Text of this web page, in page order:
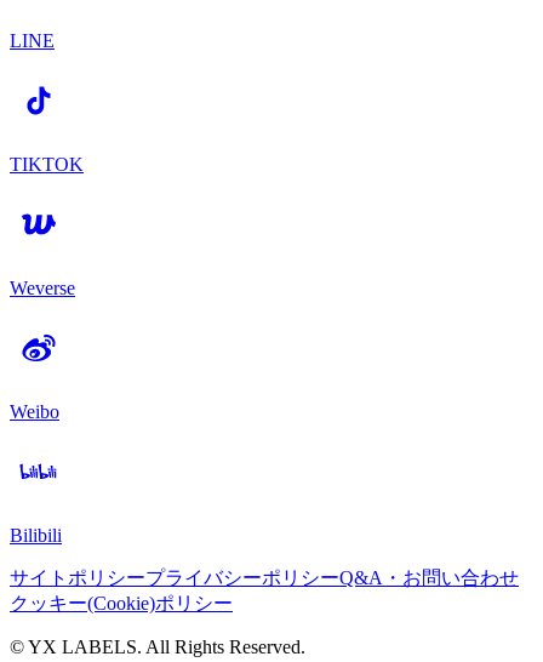
LINE
TIKTOK
Weverse
Weibo
Bilibili
サイトポリシープライバシーポリシーQ&A・お問い合わせ
クッキー(Cookie)ポリシー
© YX LABELS. All Rights Reserved.